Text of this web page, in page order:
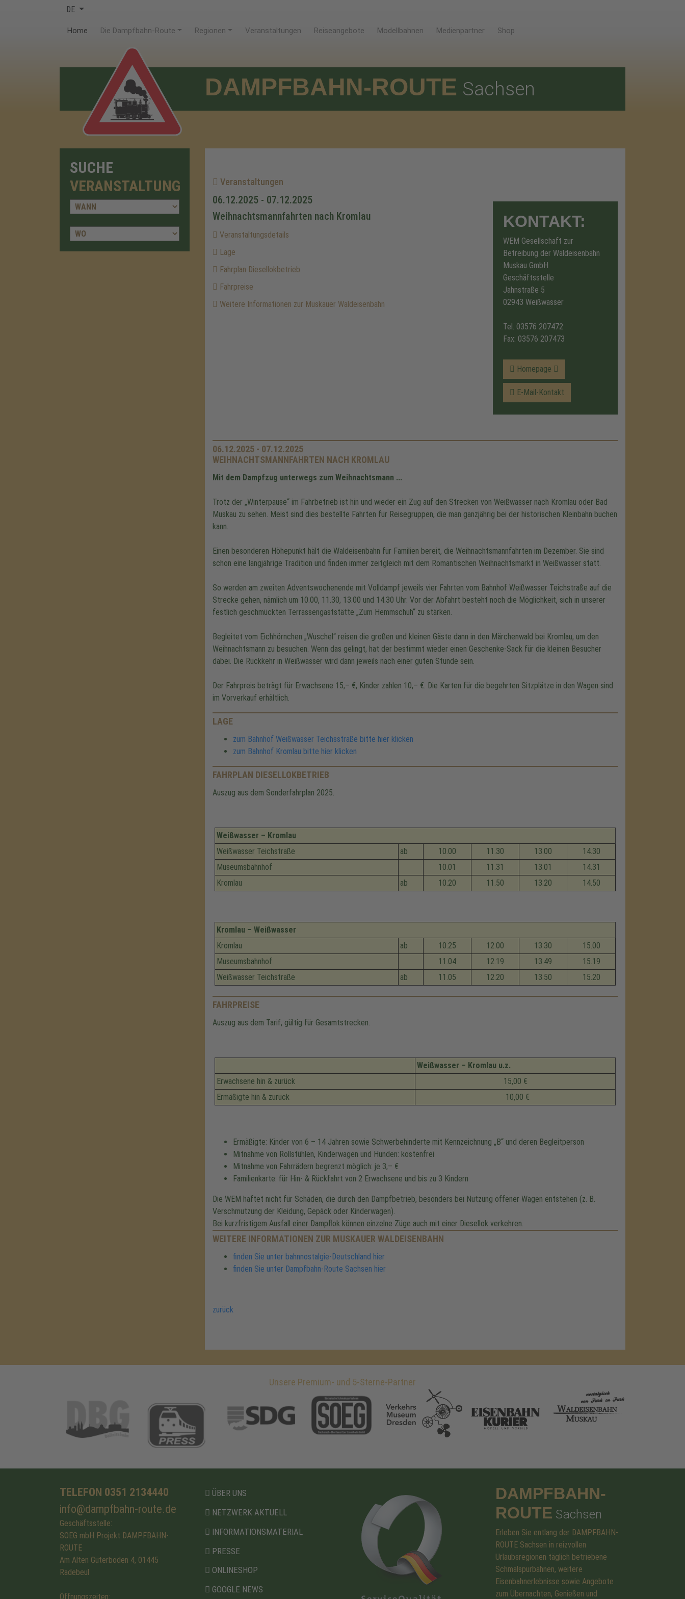
DE
Home (current)
Die Dampfbahn-Route Regionen Veranstaltungen Reiseangebote Modellbahnen Medienpartner Shop
DAMPFBAHN-ROUTE Sachsen
SUCHE
VERANSTALTUNG
Veranstaltungen
06.12.2025 - 07.12.2025
Weihnachtsmannfahrten nach Kromlau
Veranstaltungsdetails
Lage
Fahrplan Diesellokbetrieb
Fahrpreise
Weitere Informationen zur Muskauer Waldeisenbahn
KONTAKT:
WEM Gesellschaft zur
Betreibung der Waldeisenbahn
Muskau GmbH
Geschäftsstelle
Jahnstraße 5
02943 Weißwasser
Tel. 03576 207472
Fax: 03576 207473
Homepage
E-Mail-Kontakt
06.12.2025 - 07.12.2025
WEIHNACHTSMANNFAHRTEN NACH KROMLAU
Mit dem Dampfzug unterwegs zum Weihnachtsmann ...
Trotz der „Winterpause“ im Fahrbetrieb ist hin und wieder ein Zug auf den Strecken von Weißwasser nach Kromlau oder Bad
Muskau zu sehen. Meist sind dies bestellte Fahrten für Reisegruppen, die man ganzjährig bei der historischen Kleinbahn buchen
kann.
Einen besonderen Höhepunkt hält die Waldeisenbahn für Familien bereit, die Weihnachtsmannfahrten im Dezember. Sie sind
schon eine langjährige Tradition und finden immer zeitgleich mit dem Romantischen Weihnachtsmarkt in Weißwasser statt.
So werden am zweiten Adventswochenende mit Volldampf jeweils vier Fahrten vom Bahnhof Weißwasser Teichstraße auf die
Strecke gehen, nämlich um 10.00, 11.30, 13.00 und 14.30 Uhr. Vor der Abfahrt besteht noch die Möglichkeit, sich in unserer
festlich geschmückten Terrassengaststätte „Zum Hemmschuh“ zu stärken.
Begleitet vom Eichhörnchen „Wuschel“ reisen die großen und kleinen Gäste dann in den Märchenwald bei Kromlau, um den
Weihnachtsmann zu besuchen. Wenn das gelingt, hat der bestimmt wieder einen Geschenke-Sack für die kleinen Besucher
dabei. Die Rückkehr in Weißwasser wird dann jeweils nach einer guten Stunde sein.
Der Fahrpreis beträgt für Erwachsene 15,– €, Kinder zahlen 10,– €. Die Karten für die begehrten Sitzplätze in den Wagen sind
im Vorverkauf erhältlich.
LAGE
zum Bahnhof Weißwasser Teichsstraße bitte hier klicken
zum Bahnhof Kromlau bitte hier klicken
FAHRPLAN DIESELLOKBETRIEB
Auszug aus dem Sonderfahrplan 2025.
Weißwasser – Kromlau
Weißwasser Teichstraße
ab 10.00 11.30 13.00
14.30
Museumsbahnhof
10.01 11.31 13.01
14.31
Kromlau
ab 10.20 11.50 13.20 14.50
Kromlau – Weißwasser
Kromlau
ab 10.25 12.00 13.30
15.00
Museumsbahnhof
11.04 12.19 13.49
15.19
Weißwasser Teichstraße
ab 11.05 12.20 13.50 15.20
FAHRPREISE
Auszug aus dem Tarif, gültig für Gesamtstrecken.
Weißwasser – Kromlau u.z.
Erwachsene hin & zurück
15,00 €
Ermäßigte hin & zurück
10,00 €
Ermäßigte: Kinder von 6 – 14 Jahren sowie Schwerbehinderte mit Kennzeichnung B und deren Begleitperson
Mitnahme von Rollstühlen, Kinderwagen und Hunden: kostenfrei
Mitnahme von Fahrrädern begrenzt möglich: je 3,– €
Familienkarte: für Hin- & Rückfahrt von 2 Erwachsene und bis zu 3 Kindern
Die WEM haftet nicht für Schäden, die durch den Dampfbetrieb, besonders bei Nutzung offener Wagen entstehen (z. B.
Verschmutzung der Kleidung, Gepäck oder Kinderwagen).
Bei kurzfristigem Ausfall einer Dampflok können einzelne Züge auch mit einer Diesellok verkehren.
WEITERE INFORMATIONEN ZUR MUSKAUER WALDEISENBAHN
finden Sie unter bahnnostalgie-Deutschland hier
finden Sie unter Dampfbahn-Route Sachsen hier
zurück
Unsere Premium- und 5-Sterne-Partner
TELEFON 0351 2134440
info@dampfbahn-route.de
Geschäftsstelle:
SOEG mbH Projekt DAMPFBAHN-
ROUTE
Am Alten Güterboden 4, 01445
Radebeul
Öffnungszeiten:
ÜBER UNS
NETZWERK AKTUELL
INFORMATIONSMATERIAL
PRESSE
ONLINESHOP
GOOGLE NEWS
DAMPFBAHN-
ROUTE Sachsen
Erleben Sie entlang der DAMPFBAHN-
ROUTE Sachsen in reizvollen
Urlaubsregionen täglich betriebene
Schmalspurbahnen, weitere
Eisenbahnerlebnisse sowie Angebote
zum Übernachten, Genießen und